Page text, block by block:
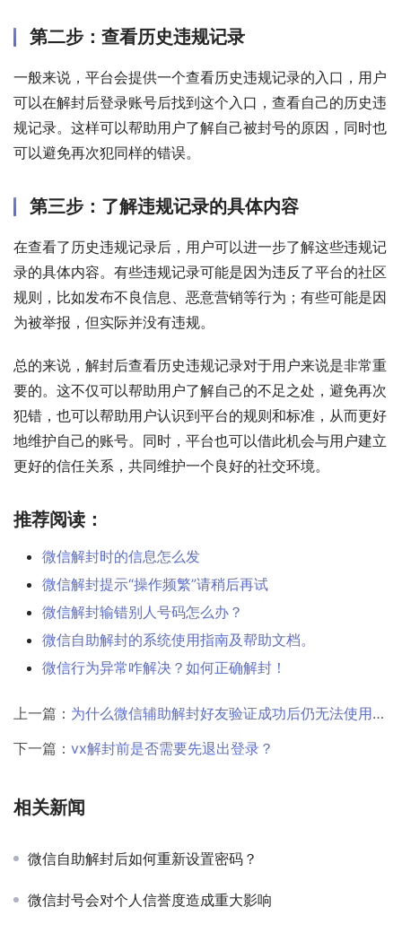
第二步：查看历史违规记录
一般来说，平台会提供一个查看历史违规记录的入口，用户
可以在解封后登录账号后找到这个入口，查看自己的历史违
规记录。这样可以帮助用户了解自己被封号的原因，同时也
可以避免再次犯同样的错误。
第三步：了解违规记录的具体内容
在查看了历史违规记录后，用户可以进一步了解这些违规记
录的具体内容。有些违规记录可能是因为违反了平台的社区
规则，比如发布不良信息、恶意营销等行为；有些可能是因
为被举报，但实际并没有违规。
总的来说，解封后查看历史违规记录对于用户来说是非常重
要的。这不仅可以帮助用户了解自己的不足之处，避免再次
犯错，也可以帮助用户认识到平台的规则和标准，从而更好
地维护自己的账号。同时，平台也可以借此机会与用户建立
更好的信任关系，共同维护一个良好的社交环境。
推荐阅读：
微信解封时的信息怎么发
微信解封提示“操作频繁”请稍后再试
微信解封输错别人号码怎么办？
微信自助解封的系统使用指南及帮助文档。
微信行为异常咋解决？如何正确解封！
上一篇： 为什么微信辅助解封好友验证成功后仍无法使用部分功能？
下一篇： vx解封前是否需要先退出登录？
相关新闻
微信自助解封后如何重新设置密码？
微信封号会对个人信誉度造成重大影响